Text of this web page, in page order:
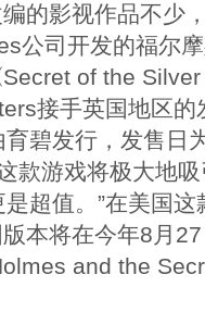
的影视作品不少
公司开发的福尔
of the
接手英国地区
碧发行，发售日
款游戏将极大地
超值。”在美国
本将在今年8月
and the